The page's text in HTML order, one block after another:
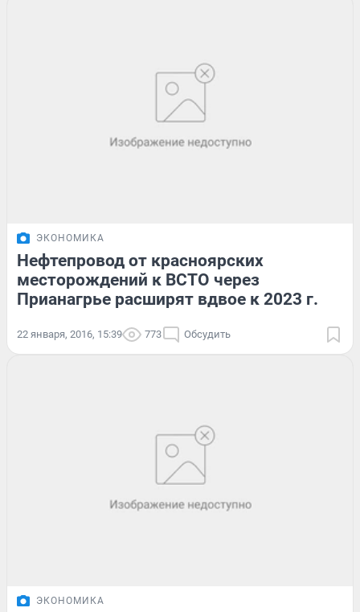
ЭКОНОМИКА
Нефтепровод от красноярских
месторождений к ВСТО через
Прианагрье расширят вдвое к 2023 г.
22 января, 2016, 15:39 773 Обсудить
ЭКОНОМИКА